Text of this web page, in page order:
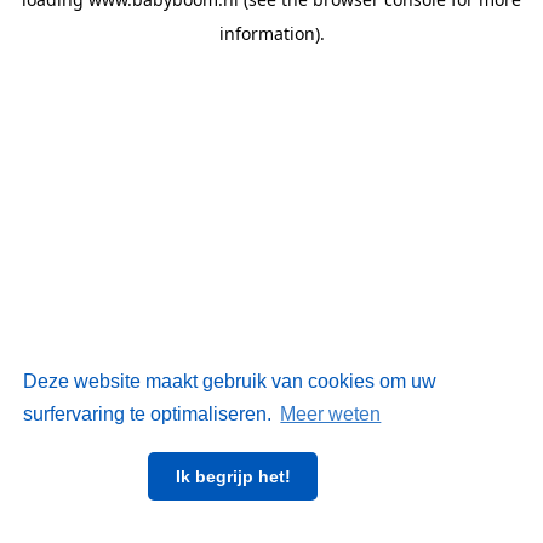
Deze website maakt gebruik van cookies om uw
surfervaring te optimaliseren. Meer weten
Ik begrijp het!
information).